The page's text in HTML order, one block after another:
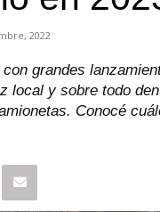
2022
grandes
local y sobre todo
Conocé